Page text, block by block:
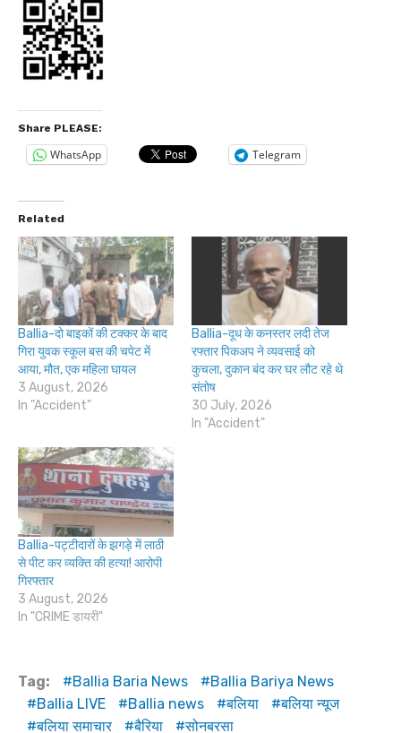
Share PLEASE:
WhatsApp Telegram
Related
Ballia-दो बाइकों की टक्कर के बाद
गिरा युवक स्कूल बस की चपेट में
आया, मौत, एक महिला घायल
3 August, 2026
In "Accident"
Ballia-दूध के कनस्तर लदी तेज
रफ्तार पिकअप ने व्यवसाई को
कुचला, दुकान बंद कर घर लौट रहे थे
संतोष
30 July, 2026
In "Accident"
Ballia-पट्टीदारों के झगड़े में लाठी
से पीट कर व्यक्ति की हत्या! आरोपी
गिरफ्तार
3 August, 2026
In "CRIME डायरी"
Tag: Ballia Baria News
Ballia Bariya News
Ballia LIVE
Ballia news बलिया
बलिया न्यूज
बलिया समाचार
बैरिया सोनबरसा